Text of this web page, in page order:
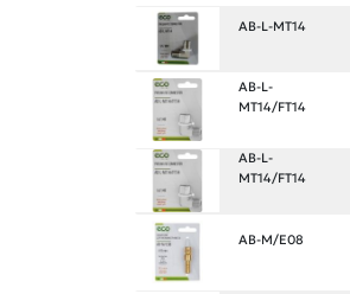
AB-L-MT14
AB-L-
MT14/FT14
AB-L-
MT14/FT14
AB-M/E08